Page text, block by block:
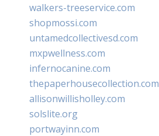
walkers-treeservice.com
shopmossi.com
untamedcollectivesd.com
mxpwellness.com
infernocanine.com
thepaperhousecollection.com
allisonwillisholley.com
solslite.org
portwayinn.com